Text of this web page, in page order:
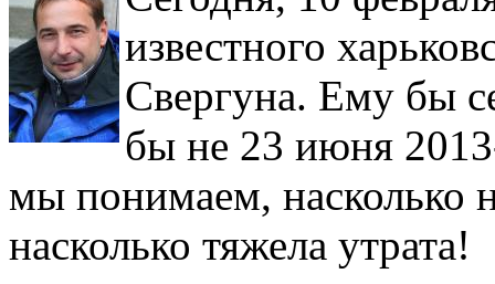
известного
Свергуна. Ему бы
бы не 23 июня
мы понимаем, насколько
насколько тяжела утрата!